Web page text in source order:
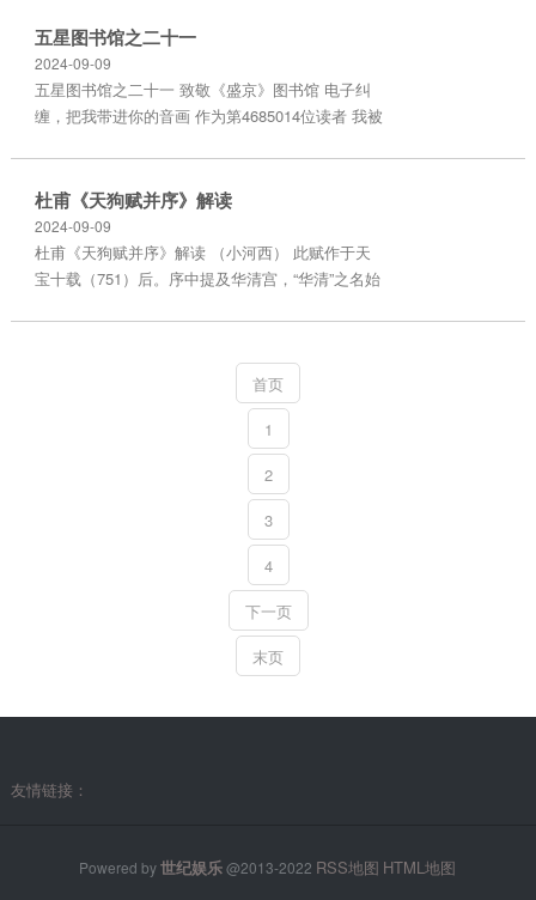
者，结果他们惨败了，接下来我们先来说说比赛过程，再
来聊聊球员们的发挥。 比赛回顾： 首节比赛开始艾顿内
线杀伤帮助开拓者拔得头筹，埃利斯和默里带队打出一波
9-1的高潮，艾顿和格兰特相继得分帮助开拓...
五星图书馆之二十一
2024-09-09
五星图书馆之二十一 致敬《盛京》图书馆 电子纠
缠，把我带进你的音画 作为第4685014位读者 我被
中 欣赏了字体的流动 欣赏了劳动的快乐 我在《欢
欢喜喜闹元宵》中 品味了节日的欢喜和甜蜜 这是
我们可爱的祖国的 盛世情和江山美 走不出你的欢
乐 走不出你的喜庆 只牢牢记住两个字 《盛京》 我
杜甫《天狗赋并序》解读
2024-09-09
杜甫《天狗赋并序》解读 （小河西） 此赋作于天
宝十载（751）后。序中提及华清宫，“华清”之名始
作于六载后。又《册府元龟》卷971载：“（天宝）
十载二月，宁远国奉化王阿悉烂达干遣使献马二十
二匹，及豹、天狗各一。”杜甫看到的或即宁远国送
来的天狗。玄宗为天狗在华清池兽坊建了“天狗
院”。天宝十载至十四载间某年，杜...
首页
1
2
3
4
下一页
末页
友情链接：
Powered by世纪娱乐@2013-2022 RSS地图 HTML地图